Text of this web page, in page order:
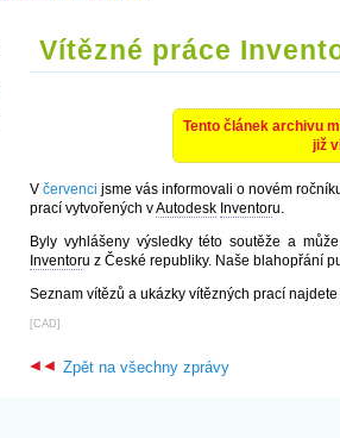
Vítězné práce
Tento článek archivu
již
V červenci jsme vás informovali o novém
prací vytvořených vAutodesk Inventoru.
Byly vyhlášeny výsledky této soutěže a
Inventoru z České republiky. Naše blahopřání
Seznam vítězů a ukázky vítězných prací
[CAD]
Zpět na všechny zprávy